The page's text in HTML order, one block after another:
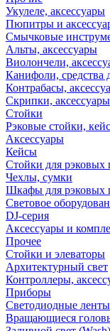
Укулеле, аксессуары
Пюпитры и
Смычковые
Альты, аксессуары
Виолончели,
Канифоли, средства
Контрабасы,
Скрипки, аксессуары
Стойки
Рэковые стойки,
Аксессуары
Кейсы
Стойки для рэковых
Чехлы, сумки
Шкафы для рэковых
Световое
DJ-серия
Аксессуары и
Прочее
Стойки и элеваторы
Архитектурный свет
Контроллеры,
Приборы
Светодиодные ленты
Вращающиеся